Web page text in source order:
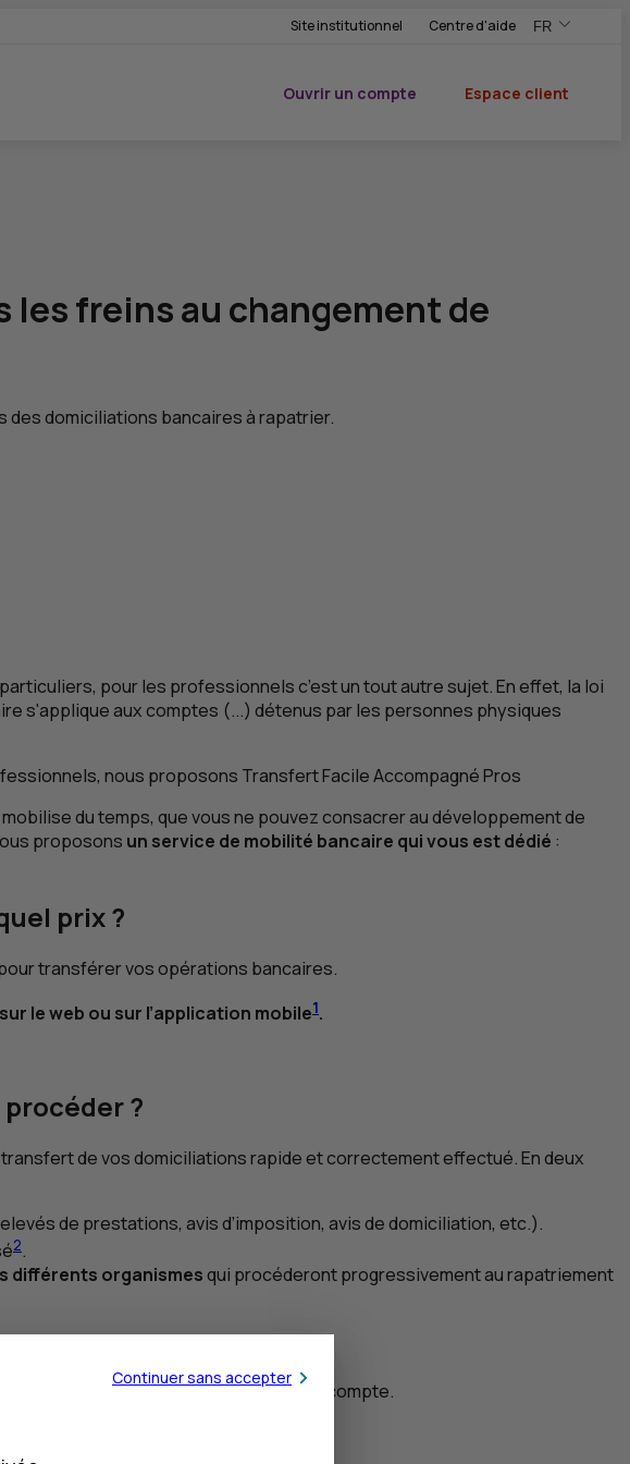
Site institutionnel Centre d'aide FR
,Version
,Changer de
Ouvrir un compte
Espace client
les freins au changement de
domiciliations bancaires à rapatrier.
pour les professionnels c’est un tout autre sujet. En effet, la loi
s'applique aux comptes (...) détenus par les personnes physiques
nous proposons Transfert Facile AccompagnéPros
du temps, que vous ne pouvez consacrer au développement de
proposons un service de mobilité bancaire qui vous est dédié :
prix ?
transférer vos opérations bancaires.
le web ou sur l’application mobile1.
?
de vos domiciliations rapide et correctement effectué. En deux
de prestations, avis d’imposition, avis de domiciliation, etc.).
2.
différents organismesqui procéderont progressivement au rapatriement
avant de clôturer votre ancien compte.
le mieux
Continuer sans accepter